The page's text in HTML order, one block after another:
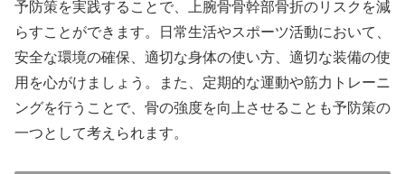
予防策を実践することで、上腕骨骨幹部骨折のリスクを減
らすことができます。日常生活やスポーツ活動において、
安全な環境の確保、適切な身体の使い方、適切な装備の使
用を心がけましょう。また、定期的な運動や筋力トレーニ
ングを行うことで、骨の強度を向上させることも予防策の
一つとして考えられます。